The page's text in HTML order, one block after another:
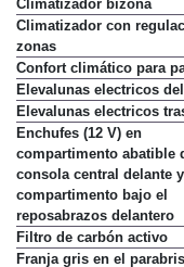
Climatizador bizona
Climatizador con
zonas
Confort climático para
Elevalunas electricos
Elevalunas electricos
Enchufes (12 V) en
compartimento abatible
consola central delante y
compartimento bajo el
reposabrazos delantero
Filtro de carbón activo